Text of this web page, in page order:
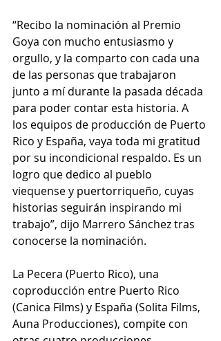
“Recibo la nominación al Premio
Goya con mucho entusiasmo y
orgullo, y la comparto con cada una
de las personas que trabajaron
junto a mí durante la pasada década
para poder contar esta historia. A
los equipos de producción de Puerto
Rico y España, vaya toda mi gratitud
por su incondicional respaldo. Es un
logro que dedico al pueblo
viequense y puertorriqueño, cuyas
historias seguirán inspirando mi
trabajo”, dijo Marrero Sánchez tras
conocerse la nominación.
La Pecera (Puerto Rico), una
coproducción entre Puerto Rico
(Canica Films) y España (Solita Films,
Auna Producciones), compite con